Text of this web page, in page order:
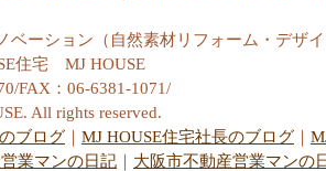
ベーション（自然素材リフォーム・デザ
住宅 MJ HOUSE
FAX：06-6381-1071/
All rights reserved.
ブログ
MJ HOUSE住宅社長のブログ
業マンの日記 大阪市不動産営業マンの